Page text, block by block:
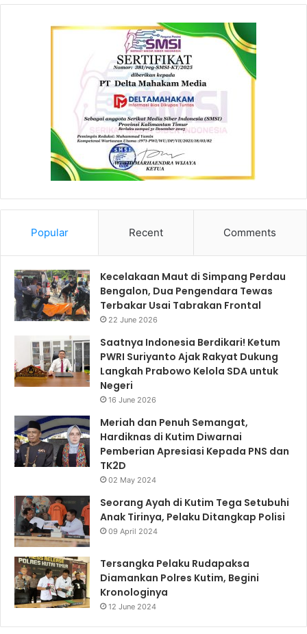
Popular Recent Comments
Kecelakaan Maut di Simpang Perdau
Bengalon, Dua Pengendara Tewas
Terbakar Usai Tabrakan Frontal
22 June 2026
Saatnya Indonesia Berdikari! Ketum
PWRI Suriyanto Ajak Rakyat Dukung
Langkah Prabowo Kelola SDA untuk
Negeri
16 June 2026
Meriah dan Penuh Semangat,
Hardiknas di Kutim Diwarnai
Pemberian Apresiasi Kepada PNS dan
TK2D
02 May 2024
Seorang Ayah di Kutim Tega Setubuhi
Anak Tirinya, Pelaku Ditangkap Polisi
09 April 2024
Tersangka Pelaku Rudapaksa
Diamankan Polres Kutim, Begini
Kronologinya
12 June 2024